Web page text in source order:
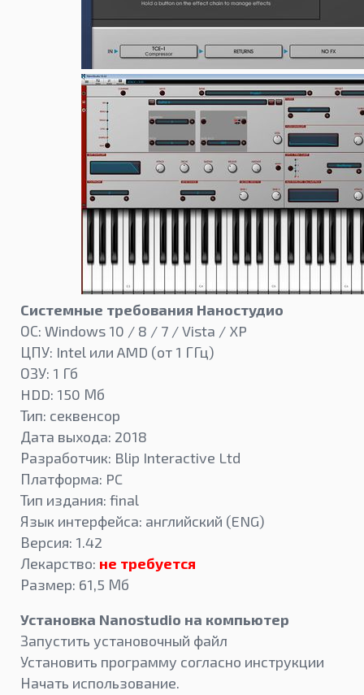
Системные требования Наностудио
ОС: Windows 10 / 8 / 7 / Vista / XP
ЦПУ: Intel или AMD (от 1 ГГц)
ОЗУ: 1 Гб
HDD: 150 Мб
Тип: секвенсор
Дата выхода: 2018
Разработчик: Blip Interactive Ltd
Платформа: PC
Тип издания: final
Язык интерфейса: английский (ENG)
Версия: 1.42
Лекарство: не требуется
Размер: 61,5 Мб
Установка Nanostudio на компьютер
Запустить установочный файл
Установить программу согласно инструкции
Начать использование.